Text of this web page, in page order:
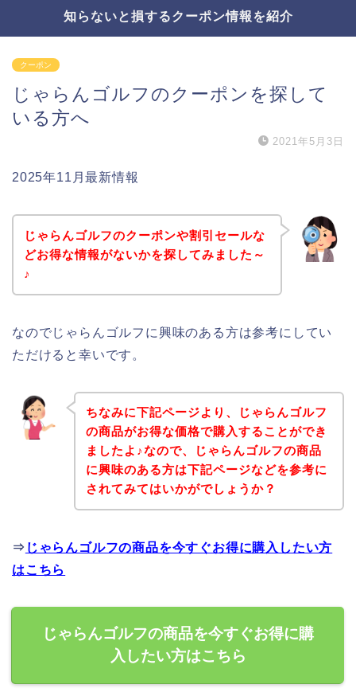
知らないと損するクーポン情報を紹介
クーポン
じゃらんゴルフのクーポンを探して
いる方へ
2021年5月3日
2025年11月最新情報
じゃらんゴルフのクーポンや割引セールな
どお得な情報がないかを探してみました～
♪
なのでじゃらんゴルフに興味のある方は参考にしてい
ただけると幸いです。
ちなみに下記ページより、じゃらんゴルフ
の商品がお得な価格で購入することができ
ましたよ♪なので、じゃらんゴルフの商品
に興味のある方は下記ページなどを参考に
されてみてはいかがでしょうか？
⇒ じゃらんゴルフの商品を今すぐお得に購入したい方
はこちら
じゃらんゴルフの商品を今すぐお得に購
入したい方はこちら